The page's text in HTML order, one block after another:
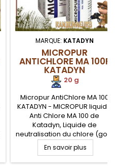
MARQUE: KATADYN
MICROPUR
ANTICHLORE MA 100F
KATADYN
20 g
Micropur AntiChlore MA 100
KATADYN - MICROPUR liquide
Anti Chlore MA 100 de
Katadyn, Liquide de
neutralisation du chlore (goût
et odeur) contenu dans l'eau
après traitement chimique. Le
MICROPUR Antichlore MA 100
En savoir plus